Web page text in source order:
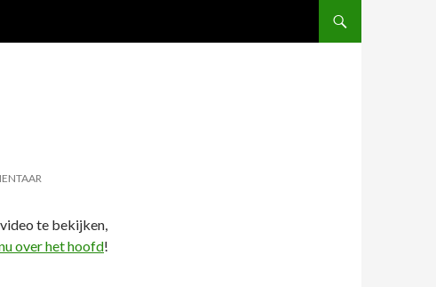
te bekijken,
over het hoofd!